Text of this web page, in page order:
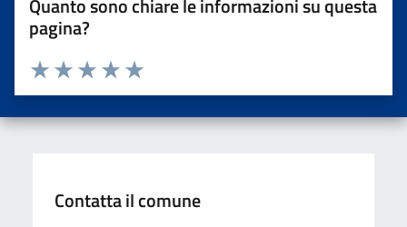
Quanto sono chiare le informazioni su questa
pagina?
Valuta da 1 a 5 stelle la pagina
Valuta 5 stelle su 5
Valuta 4 stelle su 5
Valuta 3 stelle su 5
Valuta 2 stelle su 5
Valuta una stella su 5
Contatta il comune